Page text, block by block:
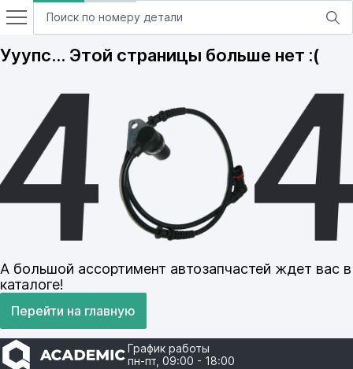
Ууупс… Этой страницы больше нет :(
А большой ассортимент автозапчастей ждет вас в
каталоге!
Перейти на главную
График работы
пн-пт, 09:00 - 18:00